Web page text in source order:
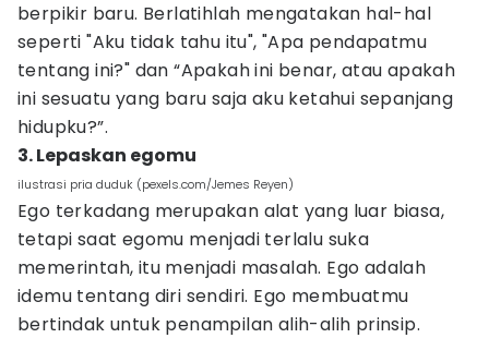
berpikir baru. Berlatihlah mengatakan hal-hal
seperti "Aku tidak tahu itu", "Apa pendapatmu
tentang ini?" dan “Apakah ini benar, atau apakah
ini sesuatu yang baru saja aku ketahui sepanjang
hidupku?”.
3. Lepaskan egomu
ilustrasi pria duduk (pexels.com/Jemes Reyen)
Ego terkadang merupakan alat yang luar biasa,
tetapi saat egomu menjadi terlalu suka
memerintah, itu menjadi masalah. Ego adalah
idemu tentang diri sendiri. Ego membuatmu
bertindak untuk penampilan alih-alih prinsip.